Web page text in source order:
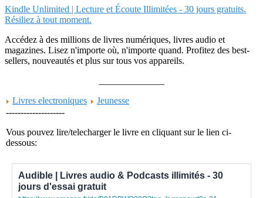
Kindle Unlimited | Lecture et Écoute Illimitées - 30 jours gratuits.
Résiliez à tout moment.
Accédez à des millions de livres numériques, livres audio et
magazines. Lisez n'importe où, n'importe quand. Profitez des best-
sellers, nouveautés et plus sur tous vos appareils.
Livres electroniques
Jeunesse
--------------------
Vous pouvez lire/telecharger le livre en cliquant sur le lien ci-
dessous:
Audible | Livres audio & Podcasts illimités - 30
jours d'essai gratuit